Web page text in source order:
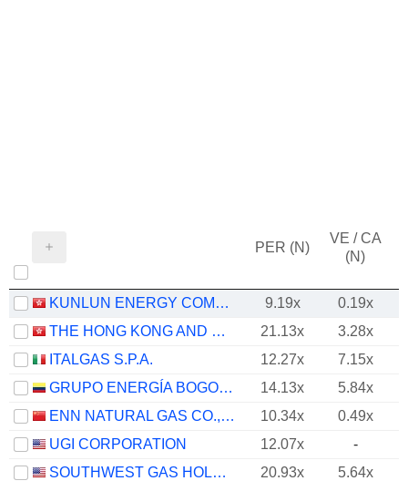
PER (N)
VE / CA
(N)
KUNLUN ENERGY COMPANY LIMITED 9.19x
0.19x
THE HONG KONG AND CHINA GAS COMPANY LIMITED
21.13x 3.28x
ITALGAS S.P.A.
12.27x
7.15x
GRUPO ENERGÍA BOGOTÁ S.A. E.S.P.
14.13x 5.84x
ENN NATURAL GAS CO., LTD.
10.34x
0.49x
UGI CORPORATION
12.07x
-
SOUTHWEST GAS HOLDINGS, INC.
20.93x 5.64x